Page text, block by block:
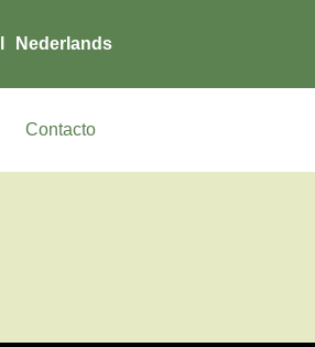
Nederlands
Contacto